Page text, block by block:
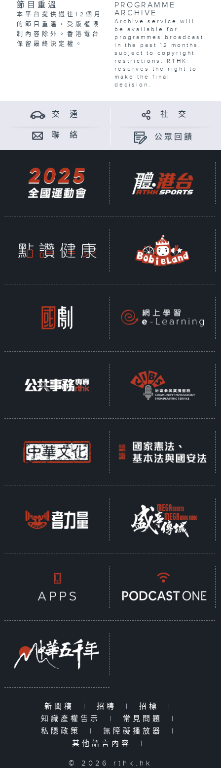
節目重溫
本平台提供過往12個月
的節目重溫，受版權限
制內容除外。香港電台
保留最終決定權。
PROGRAMME
ARCHIVE
Archive service will
be available for
programmes broadcast
in the past 12 months,
subject to copyright
restrictions. RTHK
reserves the right to
make the final
decision.
交 通 社 交
聯 絡 公眾回饋
新聞稿 | 招聘 | 招標
|
知識產權告示
| 常見問題
|
私隱政策
| 無障礙播放器
|
其他語言內容
|
© 2026 rthk.hk